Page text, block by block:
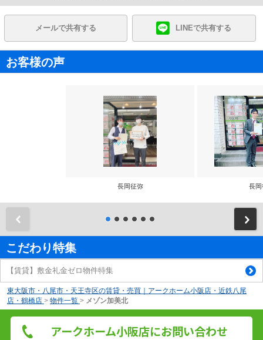
メールで共有する LINEで共有する
お客様の声
長岡征弥 長岡
こだわり特集
【賃貸】敷金礼金ゼロ物件特集
東大阪市・八尾市・天王寺区の賃貸・売買｜アークホーム小阪店・近鉄八尾
店・鶴橋店 > 物件一覧 > メゾン加美北
アークホーム小阪店にお問い合わせ